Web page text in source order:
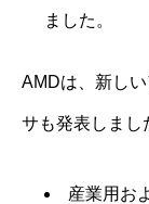
ました。
AMDは、新し
サも発表しまし
産業用お